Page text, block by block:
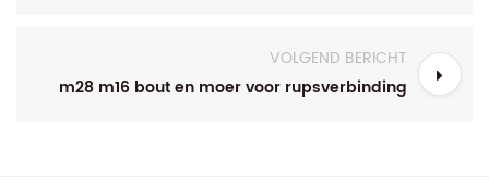
VOLGEND BERICHT
m28 m16 bout en moer voor rupsverbinding